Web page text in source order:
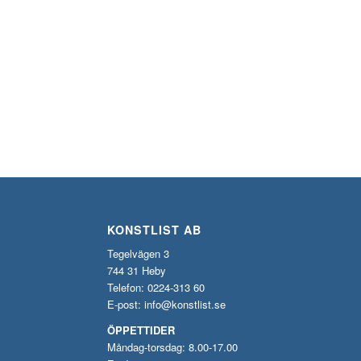
KONSTLIST AB
Tegelvägen 3
744 31 Heby
Telefon: 0224-313 60
E-post: info@konstlist.se
ÖPPETTIDER
Måndag-torsdag: 8.00-17.00